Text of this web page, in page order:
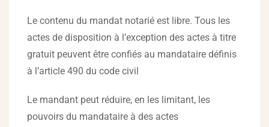
Le contenu du mandat notarié est libre. Tous les
actes de disposition à l’exception des actes à titre
gratuit peuvent être confiés au mandataire définis
à l’article 490 du code civil
Le mandant peut réduire, en les limitant, les
pouvoirs du mandataire à des actes